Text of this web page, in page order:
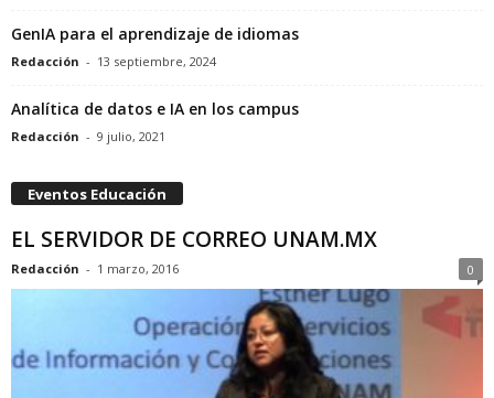
GenIA para el aprendizaje de idiomas
Redacción - 13 septiembre, 2024
Analítica de datos e IA en los campus
Redacción - 9 julio, 2021
Eventos Educación
EL SERVIDOR DE CORREO UNAM.MX
Redacción - 1 marzo, 2016 0